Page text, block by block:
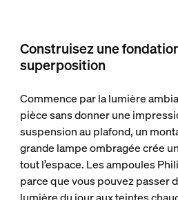
Construisez une
superposition
Commence par la lumière
pièce sans donner une
suspension au plafond, un
grande lampe ombragée crée
tout l’espace. Les ampoules
parce que vous pouvez passer